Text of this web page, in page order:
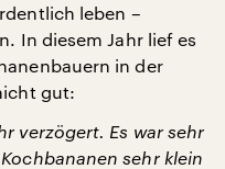
leben –
In diesem Jahr lief es
in der
gut:
verzögert. Es war sehr
sehr klein